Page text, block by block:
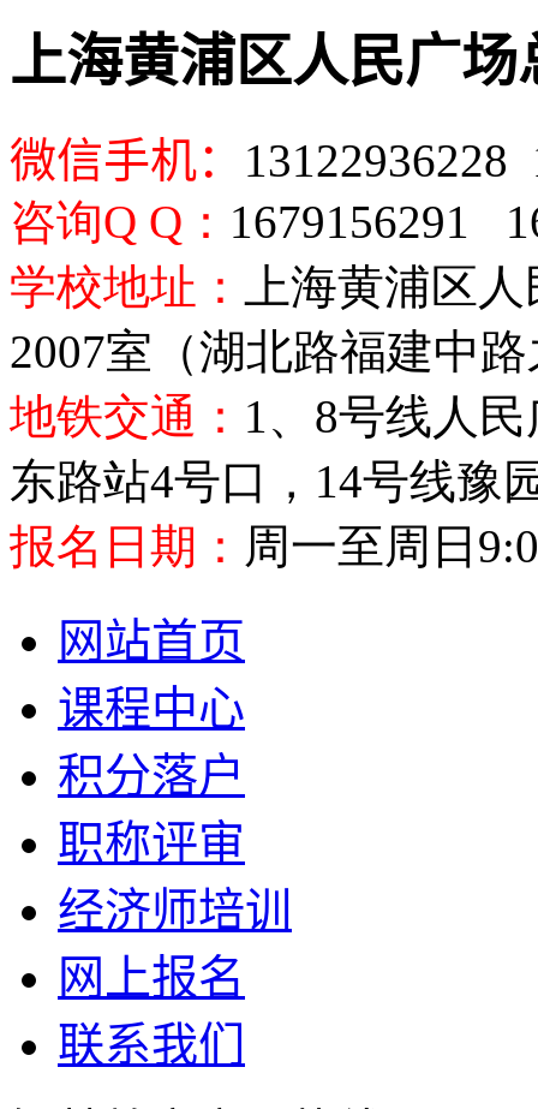
上海黄浦区人民广
微信手机：
咨询Q Q ： 1679156291
学校地址：
上海黄浦区
2007室（湖北路福建中
地铁交通： 1、 8号线人
东路站4号口， 14号线豫
报名日期： 周一至周日
网站首页
课程中心
积分落户
职称评审
经济师培训
网上报名
联系我们